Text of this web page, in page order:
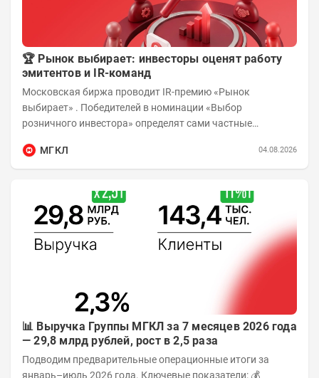
🏆 Рынок выбирает: инвесторы оценят работу
эмитентов и IR-команд
Московская биржа проводит IR-премию «Рынок
выбирает» . Победителей в номинации «Выбор
розничного инвестора» определят сами частные
чью...МГКЛ 04.08.2026
📊 Выручка Группы МГКЛ за 7 месяцев 2026 года
— 29,8 млрд рублей, рост в 2,5 раза
Подводим предварительные операционные итоги за
январь–июль 2026 года. Ключевые показатели: 💰